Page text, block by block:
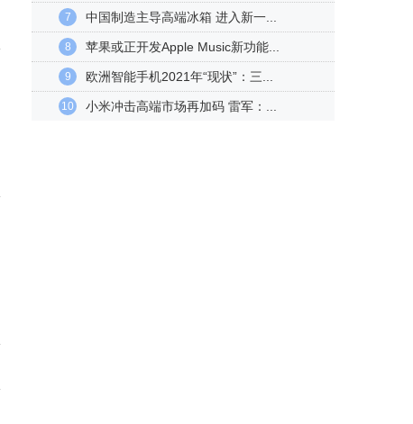
7 中国制造主导高端冰箱 进入新一...
8 苹果或正开发Apple Music新功能...
9 欧洲智能手机2021年“现状”：三...
10 小米冲击高端市场再加码 雷军：...